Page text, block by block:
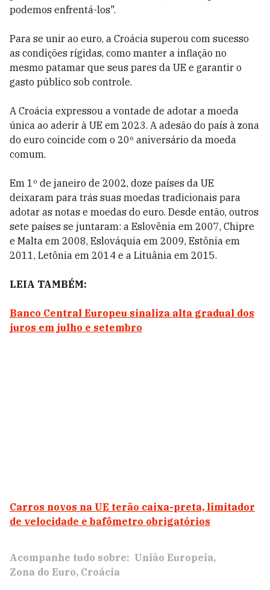
podemos enfrentá-los".
Para se unir ao euro, a Croácia superou com sucesso
as condições rígidas, como manter a inflação no
mesmo patamar que seus pares da UE e garantir o
gasto público sob controle.
A Croácia expressou a vontade de adotar a moeda
única ao aderir à UE em 2023. A adesão do país à zona
do euro coincide com o 20º aniversário da moeda
comum.
Em 1º de janeiro de 2002, doze países da UE
deixaram para trás suas moedas tradicionais para
adotar as notas e moedas do euro. Desde então, outros
sete países se juntaram: a Eslovênia em 2007, Chipre
e Malta em 2008, Eslováquia em 2009, Estônia em
2011, Letônia em 2014 e a Lituânia em 2015.
LEIA TAMBÉM:
Banco Central Europeu sinaliza alta gradual dos
juros em julho e setembro
Carros novos na UE terão caixa-preta, limitador
de velocidade e bafômetro obrigatórios
Acompanhe tudo sobre: União Europeia
Zona do Euro Croácia